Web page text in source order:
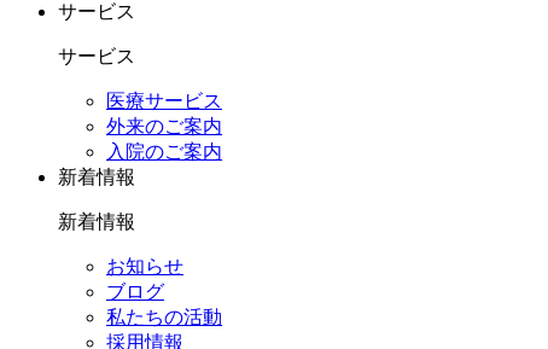
サービス
サービス
医療サービス
外来のご案内
入院のご案内
新着情報
新着情報
お知らせ
ブログ
私たちの活動
採用情報